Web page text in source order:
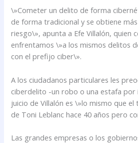
\»Cometer un delito de forma
de forma tradicional y se obtiene
riesgo\», apunta a Efe Villalón, quien
enfrentamos \»a los mismos delitos
con el prefijo ciber\».
A los ciudadanos particulares les
ciberdelito -un robo o una estafa
juicio de Villalón es \»lo mismo que
de Toni Leblanc hace 40 años pero
Las grandes empresas o los